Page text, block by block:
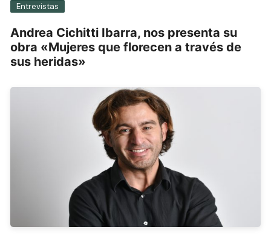
Entrevistas
Andrea Cichitti Ibarra, nos presenta su
obra «Mujeres que florecen a través de
sus heridas»